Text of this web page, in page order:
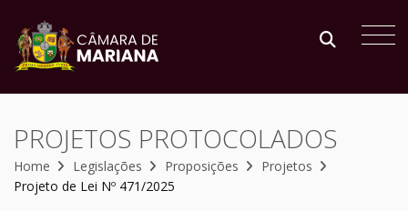
PROJETOS PROTOCOLADOS
Home Legislações Proposições
Projetos
Projeto de Lei Nº 471/2025